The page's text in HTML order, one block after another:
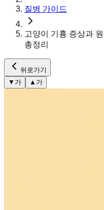
질병 가이드
고양이 기흉 증상과
총정리
뒤로가기
▼ 가 ▲ 가